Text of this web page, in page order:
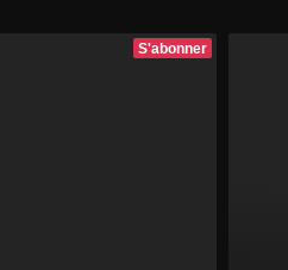
S'abonner